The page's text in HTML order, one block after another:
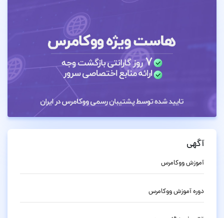
آگهی
آموزش ووکامرس
دوره آموزش ووکامرس